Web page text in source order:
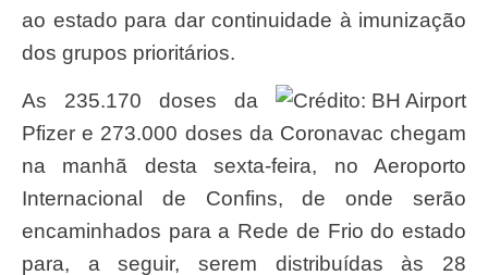
ao estado para dar continuidade à imunização
dos grupos prioritários.
As 235.170 doses da
Pfizer e 273.000 doses da Coronavac chegam
na manhã desta sexta-feira, no Aeroporto
Internacional de Confins, de onde serão
encaminhados para a Rede de Frio do estado
para, a seguir, serem distribuídas às 28